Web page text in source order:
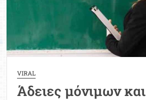
VIRAL
Άδειες μόνιμων και